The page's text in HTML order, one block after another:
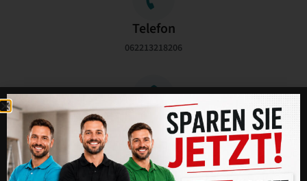
Telefon
062213218206
E-Mail Adresse
info@heidelberg-taubenabwehrprofis.de